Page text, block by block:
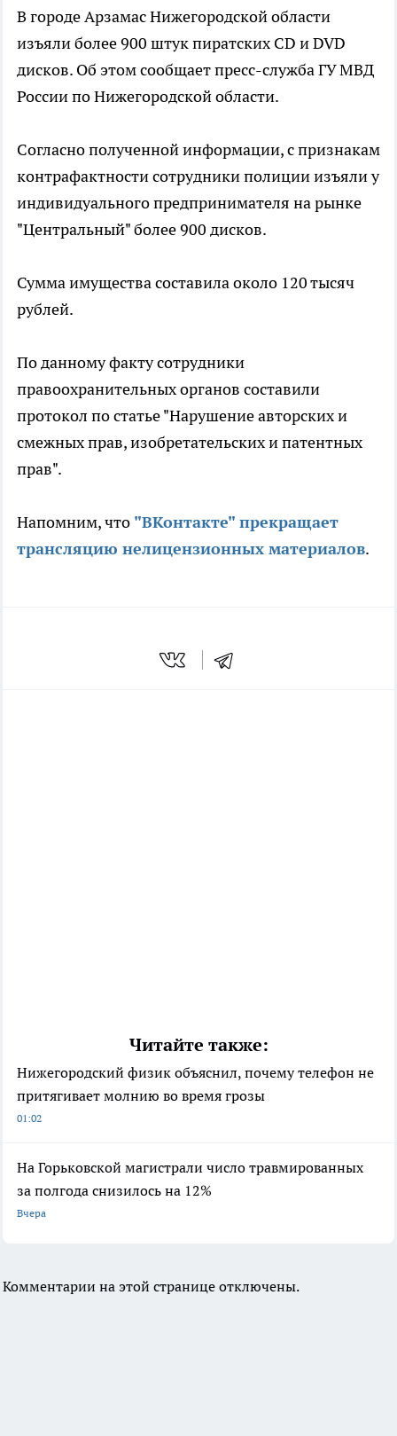
В городе Арзамас Нижегородской области
изъяли более 900 штук пиратских CD и DVD
дисков. Об этом сообщает пресс-служба ГУ МВД
России по Нижегородской области.
Согласно полученной информации, с признакам
контрафактности сотрудники полиции изъяли у
индивидуального предпринимателя на рынке
"Центральный" более 900 дисков.
Сумма имущества составила около 120 тысяч
рублей.
По данному факту сотрудники
правоохранительных органов составили
протокол по статье "Нарушение авторских и
смежных прав, изобретательских и патентных
прав".
Напомним, что "ВКонтакте" прекращает
трансляцию нелицензионных материалов.
Читайте также:
Нижегородский физик объяснил, почему телефон не
притягивает молнию во время грозы
01:02
На Горьковской магистрали число травмированных
за полгода снизилось на 12%
Вчера
Комментарии на этой странице отключены.